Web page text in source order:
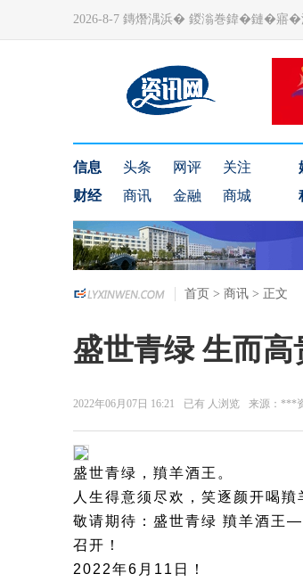
2026-8-7 鏄熸湡浜� 鍐滃巻鍏�鏈�寤
信息 头条 网评
关注
财经
商讯 金融 商城
首页 > 商讯 > 正文
盛世青绿 生而
2022年06月07日 16:21 已有 人浏览 来源：***
盛世青绿，羵羊酒王。
人生得意须尽欢，笑逐颜开喝羵
敬请期待：盛世青绿 羵羊酒王
召开！
2022年6月11日！